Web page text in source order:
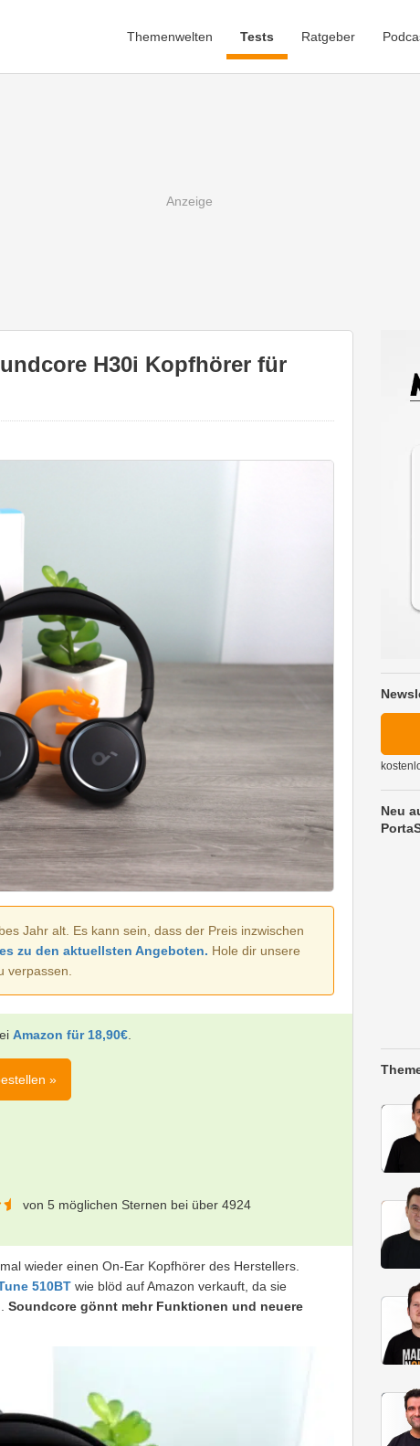
Themenwelten Tests Ratgeber
H30i Kopfhörer für
Jahr alt. Es kann sein, dass der Preis inzwischen
zu den aktuellsten Angeboten. Hole dir unsere
verpassen.
Amazon für 18,90€
»
von 5 möglichen Sternen bei über 4924
wieder einen On-Ear Kopfhörer des Herstellers.
510BT wie blöd auf Amazon verkauft, da sie
Soundcore gönnt mehr Funktionen und neuere
Neu